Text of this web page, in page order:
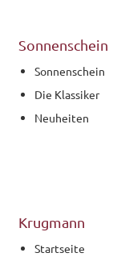
Sonnenschein
Sonnenschein
Die Klassiker
Neuheiten
Krugmann
Startseite